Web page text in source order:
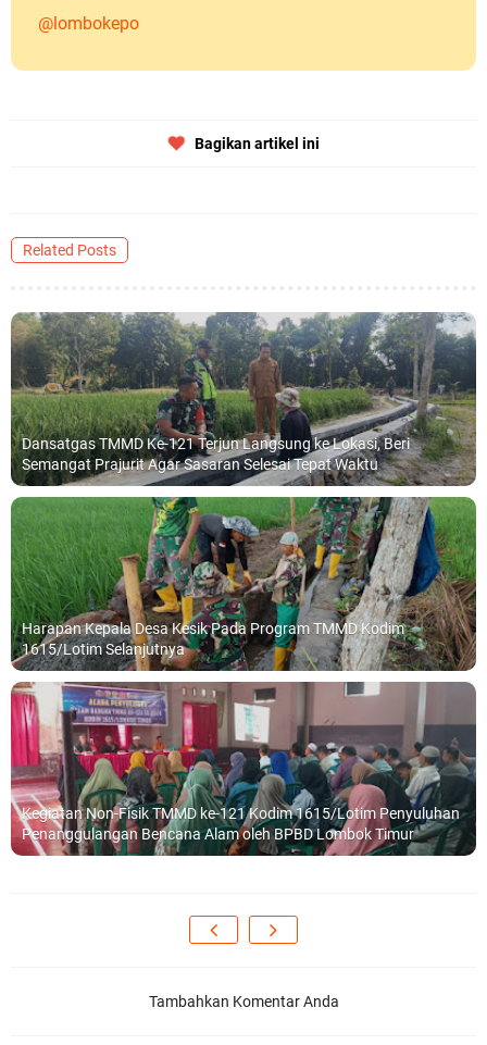
@lombokepo
Bagikan artikel ini
Related Posts
Dansatgas TMMD Ke-121 Terjun Langsung ke Lokasi, Beri
Semangat Prajurit Agar Sasaran Selesai Tepat Waktu
Harapan Kepala Desa Kesik Pada Program TMMD Kodim
1615/Lotim Selanjutnya
Kegiatan Non-Fisik TMMD ke-121 Kodim 1615/Lotim Penyuluhan
Penanggulangan Bencana Alam oleh BPBD Lombok Timur
Tambahkan Komentar Anda